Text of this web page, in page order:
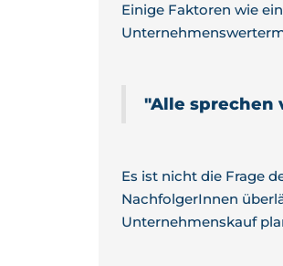
Einige Faktoren wie
"Alle sprechen
Es ist nicht die Frage
NachfolgerInnen
Unternehmenskauf